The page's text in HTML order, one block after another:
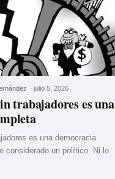
- julio 5, 2026
trabajadores es una
es una democracia
considerado un político. Ni lo